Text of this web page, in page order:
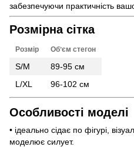
забезпечуючи практичність
Розмірна сітка
Розмір Обʼєм стегон
S/M
89-95 см
L/XL
96-102 см
Особливості моделі
• ідеально сідає по фігурі,
моделює силует.